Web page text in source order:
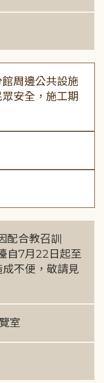
館周邊公共設施
安全，施工期
配合教召訓
自7月22日起至
不便，敬請見
室